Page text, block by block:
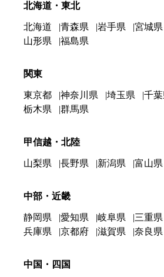
北海道・東北
北海道 青森県 岩手県 宮城県
山形県
福島県
関東
東京都 神奈川県 埼玉県 千
栃木県
群馬県
甲信越・北陸
山梨県 長野県 新潟県 富山県
中部・近畿
静岡県 愛知県 岐阜県 三重県
兵庫県
京都府 滋賀県 奈良県
中国・四国